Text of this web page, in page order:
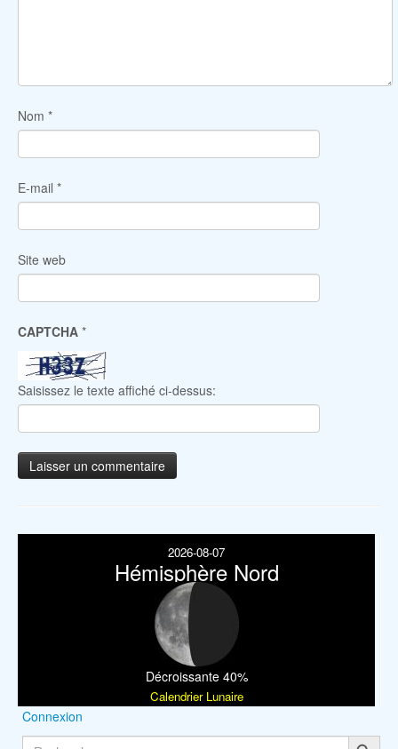
Nom *
E-mail *
Site web
CAPTCHA *
Saisissez le texte affiché ci-dessus:
2026-08-07
Hémisphère Nord
Décroissante 40%
Calendrier Lunaire
Connexion
Search
Search Button